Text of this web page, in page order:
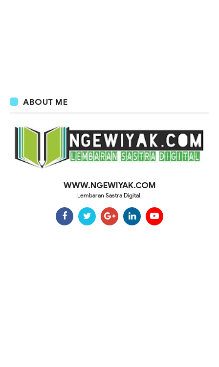
ABOUT ME
WWW.NGEWIYAK.COM
Lembaran Sastra Digital.